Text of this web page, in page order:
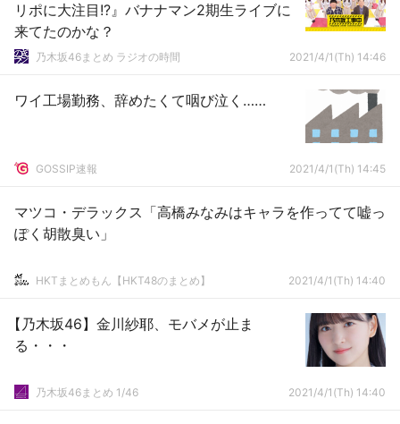
リポに大注目!?』バナナマン2期生ライブに
来てたのかな？
乃木坂46まとめ ラジオの時間 2021/4/1(Th) 14:46
ワイ工場勤務、辞めたくて咽び泣く……
GOSSIP速報 2021/4/1(Th) 14:45
マツコ・デラックス「高橋みなみはキャラを作ってて嘘っ
ぽく胡散臭い」
HKTまとめもん【HKT48のまとめ】 2021/4/1(Th) 14:40
【乃木坂46】金川紗耶、モバメが止ま
る・・・
乃木坂46まとめ 1/46 2021/4/1(Th) 14:40